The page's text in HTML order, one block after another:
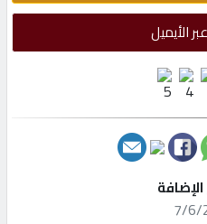
الأيميل
7/6/